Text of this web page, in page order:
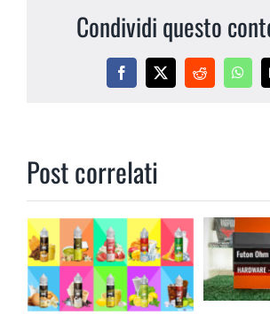
Condividi questo
Facebook
X Reddit
Post correlati